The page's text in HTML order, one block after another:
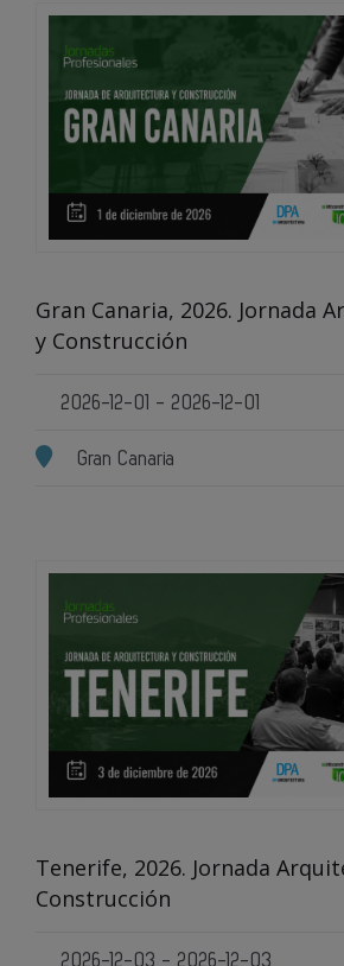
Gran Canaria, 2026. Jornada
y Construcción
2026-12-01 - 2026-12-01
Gran Canaria
Tenerife, 2026. Jornada
Construcción
2026-12-03 - 2026-12-03